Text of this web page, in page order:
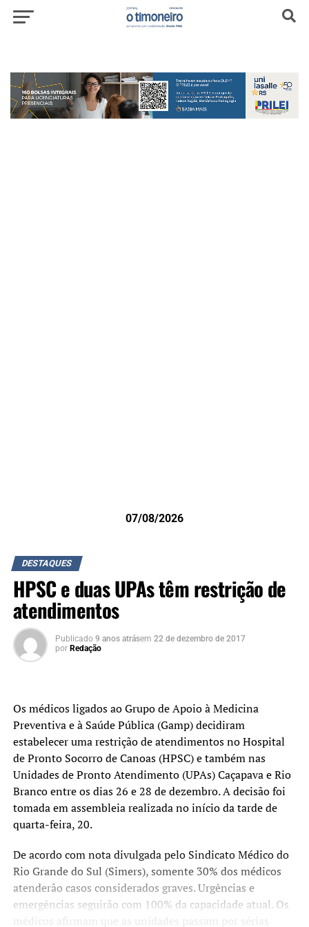
07/08/2026
DESTAQUES
HPSC e duas UPAs têm restrição de
atendimentos
Publicado 9 anos atrásem 22 de dezembro de 2017
por Redação
Os médicos ligados ao Grupo de Apoio à Medicina
Preventiva e à Saúde Pública (Gamp) decidiram
estabelecer uma restrição de atendimentos no Hospital
de Pronto Socorro de Canoas (HPSC) e também nas
Unidades de Pronto Atendimento (UPAs) Caçapava e Rio
Branco entre os dias 26 e 28 de dezembro. A decisão foi
tomada em assembleia realizada no início da tarde de
quarta-feira, 20.
De acordo com nota divulgada pelo Sindicato Médico do
Rio Grande do Sul (Simers), somente 30% dos médicos
atenderão casos considerados graves. Urgências e
emergências seguirão com 100% da capacidade atual. Os